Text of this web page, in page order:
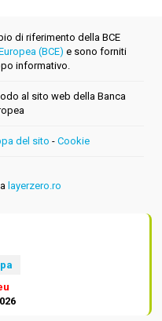
di riferimento della BCE
(BCE) e sono forniti
informativo.
al sito web della Banca
del sito - Cookie
layerzero.ro